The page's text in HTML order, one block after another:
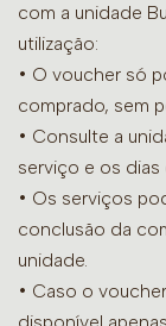
com a unidade
utilização:
• O voucher só
comprado, sem
• Consulte a
serviço e os
• Os serviços
conclusão da
unidade.
• Caso o